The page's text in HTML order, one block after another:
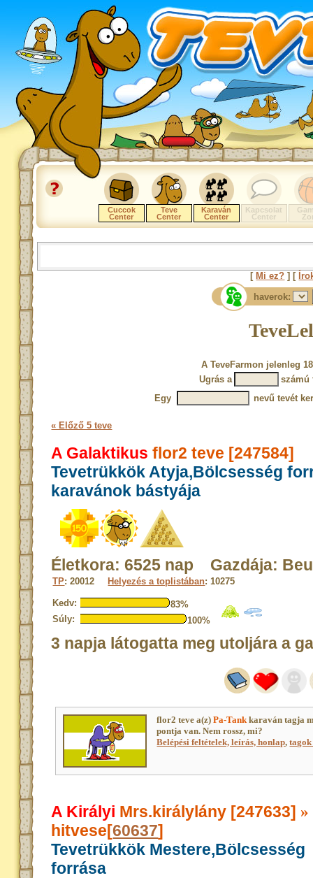
Cuccok
Center
Teve
Center
Karaván
Center
Kapcsolat
Center
[ Mi ez? ] [
haverok:
A TeveFarmon jelenleg
Ugrás a
számú
Egy
nevű tevét
« Előző 5 teve
A Galaktikus flor2 teve [247584]
Tevetrükkök Atyja,Bölcsesség
karavánok bástyája
Életkora: 6525 nap Gazdája:
TP: 20012 Helyezés a toplistában: 10275
Kedv:
83%
Súly:
100%
3 napja látogatta meg utoljára a
flor2 teve a(z)Pa-Tankkaraván tagja
pontja van. Nem rossz, mi?
Belépési feltételek, leírás, honlap,
A Királyi Mrs.királylány [247633] »
hitvese[60637]
Tevetrükkök Mestere,Bölcsesség
forrása